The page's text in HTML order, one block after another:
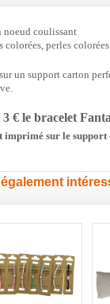
noeud coulissant
colorées, perles
un support carton
€ le bracelet
imprimé sur le support